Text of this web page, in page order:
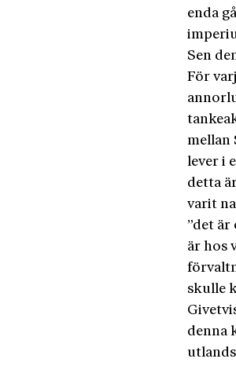
enda
Sen
För
mellan
lever i
detta
varit
”det är
är hos
skulle
denna